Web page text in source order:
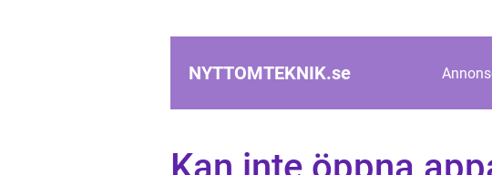
NYTTOMTEKNIK.se